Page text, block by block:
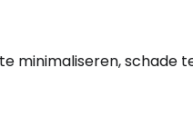
minimaliseren,